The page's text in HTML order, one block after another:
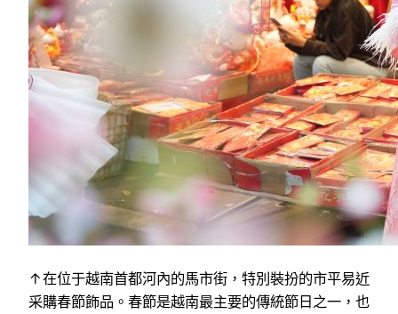
↑在位于越南首都河內的馬市街，特別裝扮的市平易近
采購春節飾品。春節是越南最主要的傳統節日之一，也